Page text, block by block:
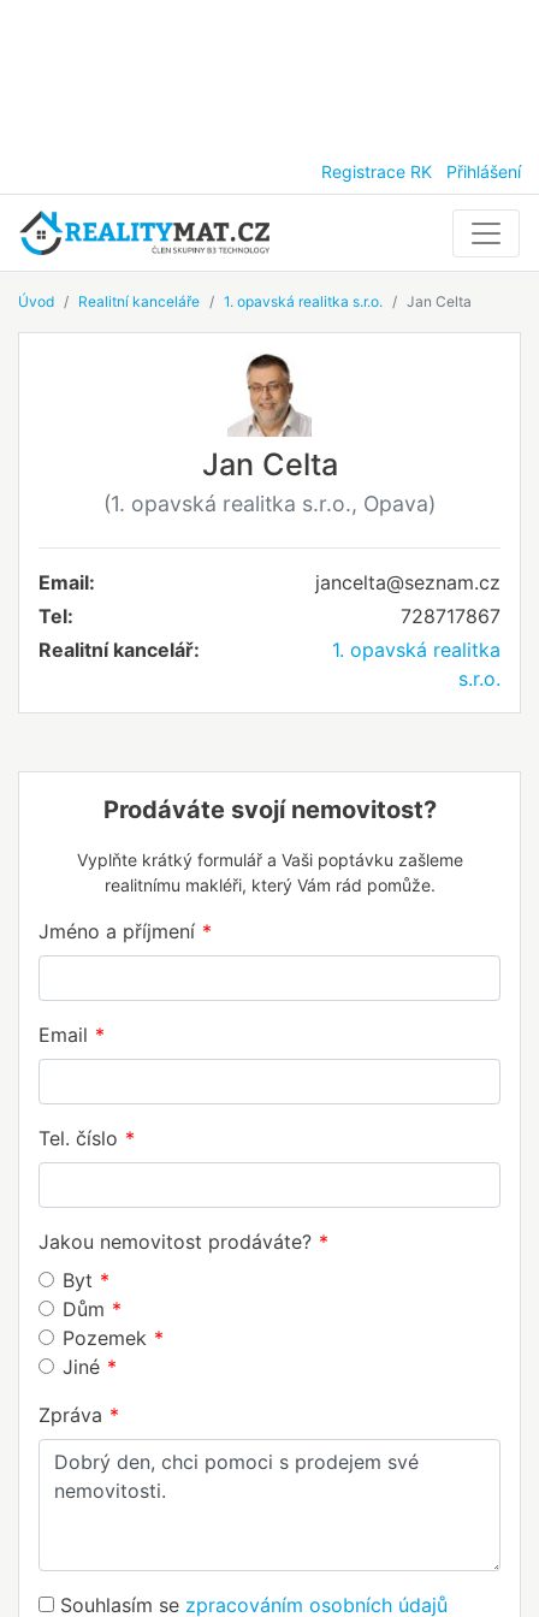
Registrace RK Přihlášení
Úvod Realitní kanceláře 1. opavská realitka s.r.o. Jan Celta
Jan Celta
(1. opavská realitka s.r.o., Opava)
Email:
jancelta@seznam.cz
Tel:
728717867
Realitní kancelář:
1. opavská realitka
s.r.o.
Prodáváte svojí nemovitost?
Vyplňte krátký formulář a Vaši poptávku zašleme
realitnímu makléři, který Vám rád pomůže.
Jméno a příjmení
Email
Tel. číslo
Jakou nemovitost prodáváte?
Byt
Dům
Pozemek
Jiné
Zpráva
Souhlasím se zpracováním osobních údajů